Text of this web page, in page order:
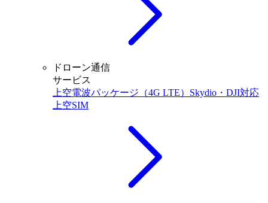
ドローン通信
サービス
上空電波パッケージ（4G LTE）Skydio・DJI対応
上空SIM